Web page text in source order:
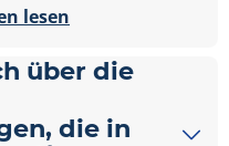
lesen
über die
die in